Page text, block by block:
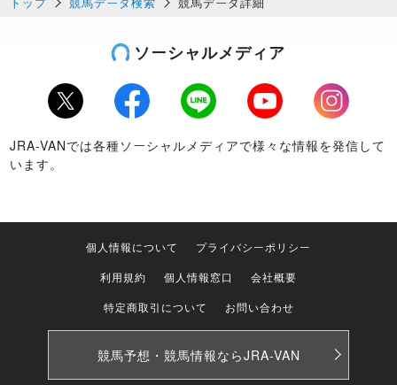
ソーシャルメディア
Twitter Facebook LINE Youtube
Instagram
JRA-VANでは各種ソーシャルメディアで様々な情報を発信して
います。
個人情報について
プライバシーポリシー
利用規約
個人情報窓口
会社概要
特定商取引について
お問い合わせ
競馬予想・競馬情報ならJRA-VAN